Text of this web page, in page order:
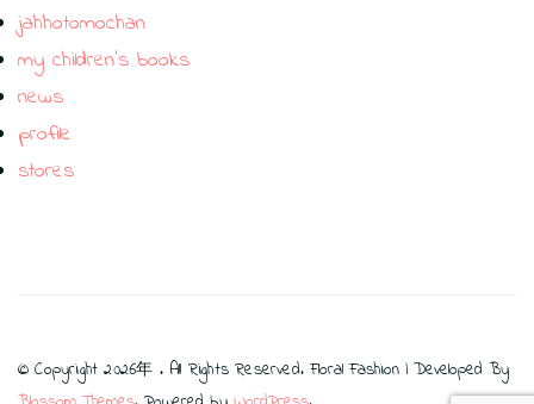
jahhotomochan
my children’s books
news
profile
stores
© Copyright 2026年 . All Rights Reserved.Floral Fashion | Developed By